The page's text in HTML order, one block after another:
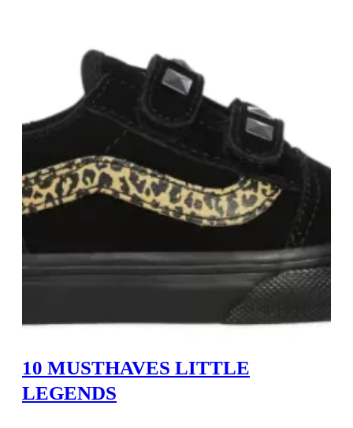
10 MUSTHAVES LITTLE
LEGENDS